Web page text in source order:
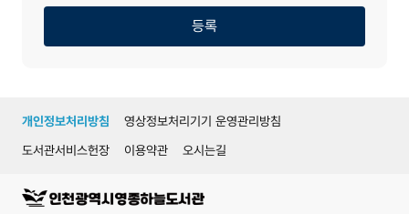
기
등록
개인정보처리방침
영상정보처리기기 운영관리방침
도서관서비스헌장
이용약관 오시는길